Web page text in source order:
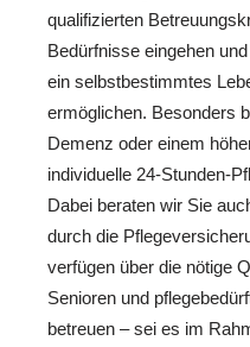
qualifizierten
Bedürfnisse eingehen
ein selbstbestimmtes
ermöglichen. Besonders
Demenz oder einem
individuelle 24-Stunden-
Dabei beraten wir Sie
durch die
verfügen über die nötige
Senioren und
betreuen – sei es im